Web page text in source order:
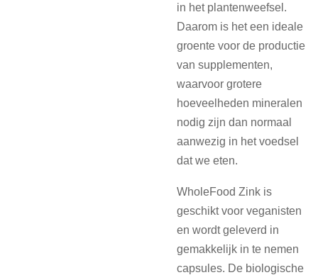
in het plantenweefsel.
Daarom is het een ideale
groente voor de productie
van supplementen,
waarvoor grotere
hoeveelheden mineralen
nodig zijn dan normaal
aanwezig in het voedsel
dat we eten.
WholeFood Zink is
geschikt voor veganisten
en wordt geleverd in
gemakkelijk in te nemen
capsules. De biologische